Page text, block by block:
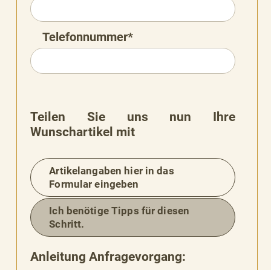
Telefonnummer*
Teilen Sie uns nun Ihre
Wunschartikel mit
Artikelangaben hier in das
Formular eingeben
Ich benötige Tipps für diesen
Schritt.
Anleitung Anfragevorgang: